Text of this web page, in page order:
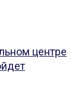
центре